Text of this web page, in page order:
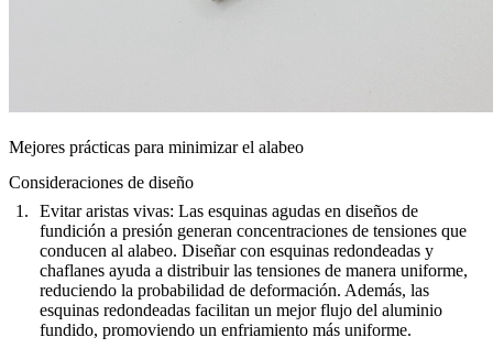
Mejores prácticas para minimizar el alabeo
Consideraciones de diseño
Evitar aristas vivas: Las esquinas agudas en diseños de
fundición a presión generan concentraciones de tensiones que
conducen al alabeo. Diseñar con esquinas redondeadas y
chaflanes ayuda a distribuir las tensiones de manera uniforme,
reduciendo la probabilidad de deformación. Además, las
esquinas redondeadas facilitan un mejor flujo del aluminio
fundido, promoviendo un enfriamiento más uniforme.